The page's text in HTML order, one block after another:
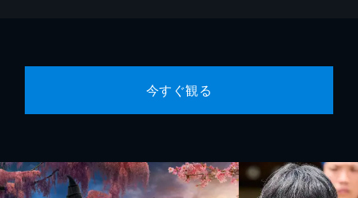
今すぐ観る